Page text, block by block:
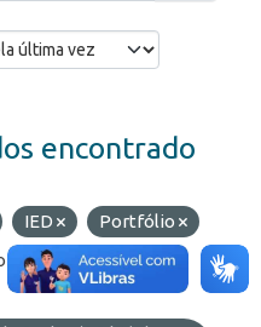
encontrado
IED
Portfólio
API